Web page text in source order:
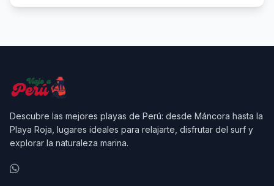
Descubre las mejores playas de Perú: desde Máncora hasta la
Playa Roja, lugares ideales para relajarte, disfrutar del surf y
explorar la naturaleza marina.